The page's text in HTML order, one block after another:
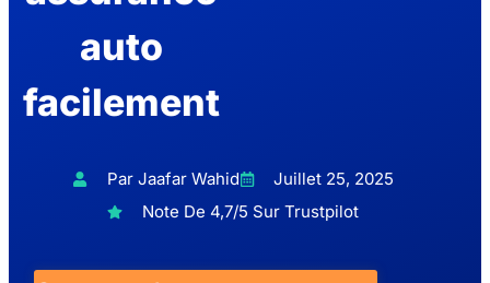
auto
facilement
Par Jaafar Wahid
Juillet 25, 2025
Note De 4,7/5 Sur Trustpilot